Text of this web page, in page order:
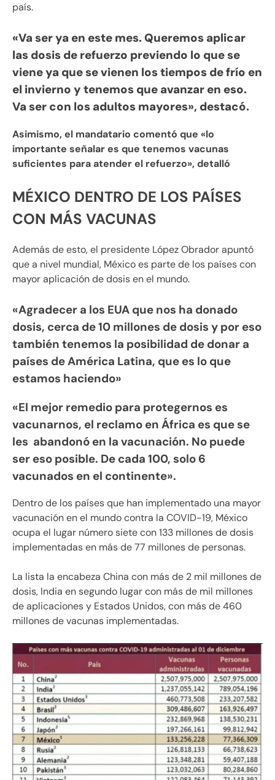
país.
«Va ser ya en este mes. Queremos aplicar
las dosis de refuerzo previendo lo que se
viene ya que se vienen los tiempos de frío en
el invierno y tenemos que avanzar en eso.
Va ser con los adultos mayores», destacó.
Asimismo, el mandatario comentó que «lo
importante señalar es que tenemos vacunas
suficientes para atender el refuerzo», detalló
MÉXICO DENTRO DE LOS PAÍSES
CON MÁS VACUNAS
Además de esto, el presidente López Obrador apuntó
que a nivel mundial, México es parte de los países con
mayor aplicación de dosis en el mundo.
«Agradecer a los EUA que nos ha donado
dosis, cerca de 10 millones de dosis y por eso
también tenemos la posibilidad de donar a
países de América Latina, que es lo que
estamos haciendo»
«El mejor remedio para protegernos es
vacunarnos, el reclamo en África es que se
les abandonó en la vacunación. No puede
ser eso posible. De cada 100, solo 6
vacunados en el continente».
Dentro de los países que han implementado una mayor
vacunación en el mundo contra la COVID-19, México
ocupa el lugar número siete con 133 millones de dosis
implementadas en más de 77 millones de personas.
La lista la encabeza China con más de 2 mil millones de
dosis, India en segundo lugar con más de mil millones
de aplicaciones y Estados Unidos, con más de 460
millones de vacunas implementadas.